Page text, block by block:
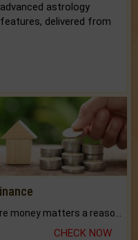
astrology
delivered from
CHECK NOW